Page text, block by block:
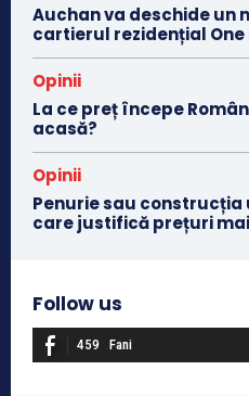
Auchan va deschide un
cartierul rezidențial
Opinii
La ce preț începe
acasă?
Opinii
Penurie sau construcția
care justifică prețuri
Follow us
459 Fani